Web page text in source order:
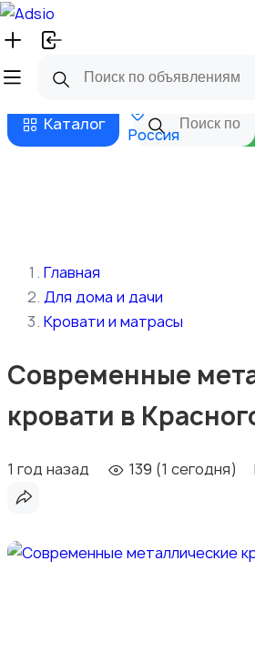
Русский
Бизнес тарифы
Каталог
Россия
Главная
Для дома и дачи
Кровати и матрасы
Современные
кровати в
1 год назад 139 (1 сегодня)